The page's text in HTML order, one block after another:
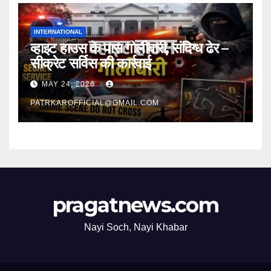
INTERNATIONAL
व्हाइट हाउस के पास गोलीबारी, संदिग्ध ढेर –
सीक्रेट सर्विस की कार्रवाई
MAY 24, 2026
PATRKAROFFICIAL@GMAIL.COM
pragatnews.com
Nayi Soch, Nayi Khabar